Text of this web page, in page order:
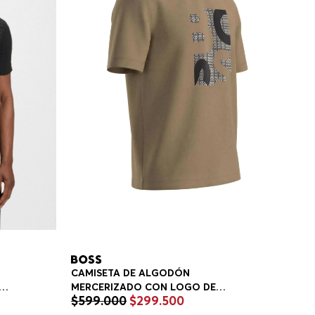
CAMISETA DE ALGODÓN
MERCERIZADO CON LOGO DE
DISEÑO CAMISETA REGULAR FIT
$599.000 $299.500